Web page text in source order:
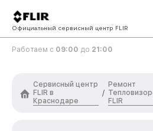
Официальный сервисный центр FLIR
Работаем с 09:00 до 21:00
Сервисный центр
FLIR в
Краснодаре
/
Ремонт
FLIR